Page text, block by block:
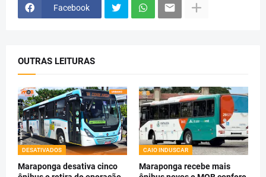
Facebook
OUTRAS LEITURAS
DESATIVADOS
Maraponga desativa cinco
CAIO INDUSCAR
Maraponga recebe mais